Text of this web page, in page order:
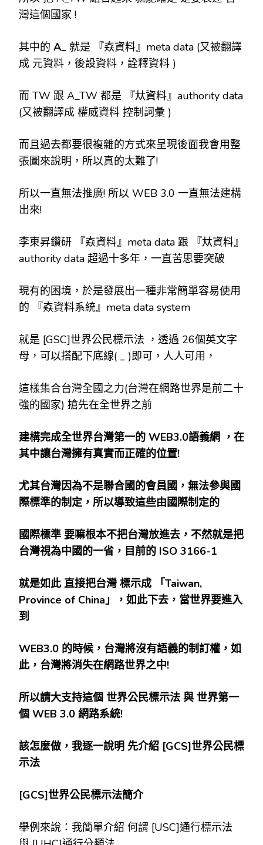
灣這個國家 !
其中的 A_ 就是 『𡘙資料』meta data (又被翻譯
成 元資料，後設資料，詮釋資料 )
而 TW 跟 A_TW 都是 『夶資料』authority data
(又被翻譯成 權威資料 控制詞彙 )
而且過去都要很複雜的方式來呈現後面我會用整
張圖來說明，所以真的太難了!
所以一直無法推廣! 所以 WEB 3.0 一直無法建構
出來!
李東昇鑽研 『𡘙資料』meta data 跟 『夶資料』
authority data 超過十多年，一直苦思要突破
現有的困境，於是發展出一種非常簡單容易使用
的 『𡘙資料系統』meta data system
就是 [GSC]世界公民標示法 ，透過 26個英文字
母，可以搭配下底線( _ )即可，人人可用，
這樣集合台灣全國之力(台灣在網路世界是前二十
強的國家) 搶先在全世界之前
建構完成全世界台灣第一的 WEB3.0語義網 ，在
其中讓台灣擁有真實而正確的位置!
尤其台灣因為不是聯合國的會員國，無法參與國
際標準的制定，所以導致這些由國際制定的
國際標準 要嘛根本不把台灣放進去，不然就是把
台灣視為中國的一省，目前的 ISO 3166-1
就是如此直接把台灣 標示成
「Taiwan,
Province of China 」，如此下去，當世界要進入
到
WEB3.0 的時候，台灣將沒有語義的制訂權，如
此，台灣將消失在網路世界之中!
所以請大支持這個 世界公民標示法 與 世界第一
個 WEB 3.0 網路系統!
該怎麼做，我逐一說明 先介紹 [GCS]世界公民標
示法
[GCS]世界公民標示法簡介
舉例來說：我簡單介紹 何謂 [USC]通行標示法